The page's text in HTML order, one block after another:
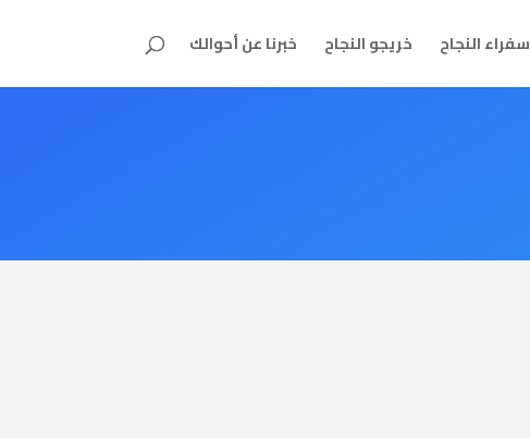
سفراء النجاح خريجو النجاح خبرنا عن أحوالك